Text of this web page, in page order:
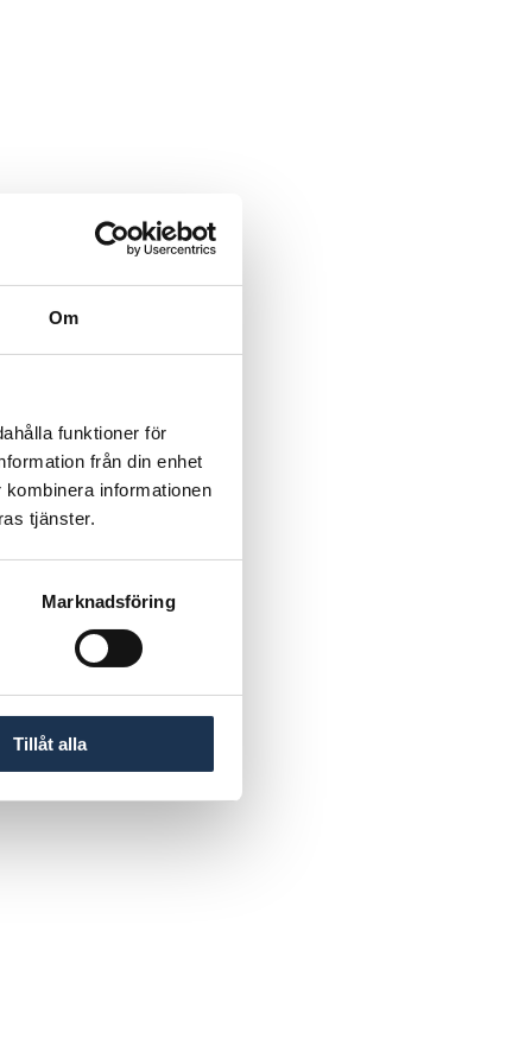
Om
funktioner för
från din enhet
informationen
tjänster.
Marknadsföring
Tillåt alla